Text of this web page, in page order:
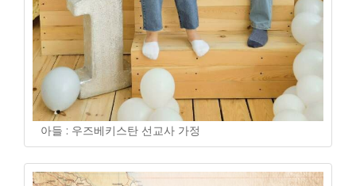
아들 : 우즈베키스탄 선교사 가정